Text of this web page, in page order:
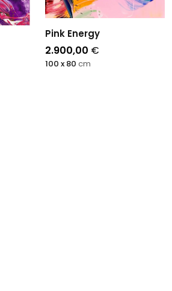
Pink Energy
2.900,00 €
100 x 80 cm